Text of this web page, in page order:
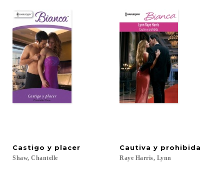
Castigo y placer
Shaw, Chantelle
Cautiva y prohibida
Raye Harris, Lynn